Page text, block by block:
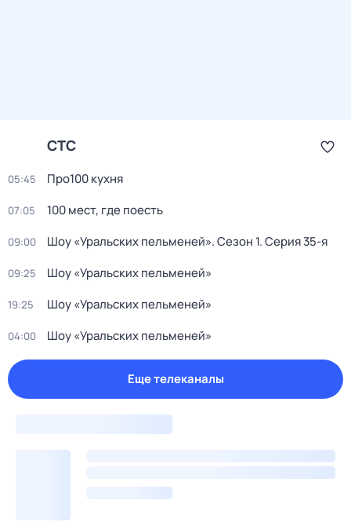
СТС
05:45 Про100 кухня
07:05 100 мест, где поесть
09:00 Шоу «Уральских пельменей». Сезон 1. Серия 35-я
09:25 Шоу «Уральских пельменей»
19:25 Шоу «Уральских пельменей»
04:00 Шоу «Уральских пельменей»
Еще телеканалы